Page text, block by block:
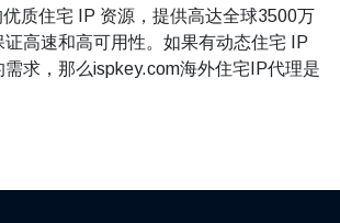
质住宅 IP 资源，提供高达全球3500万
高速和高可用性。如果有动态住宅 IP
求，那么ispkey.com海外住宅IP代理是